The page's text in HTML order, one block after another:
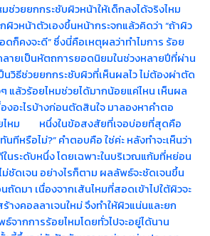
ช่วยยกกระชับผิวหน้าให้เด็กลงได้จริงไหม
วหน้าตัวเองขึ้นหน้ากระจกแล้วคิดว่า “ถ้าผิว
ก็คงจะดี” ซึ่งนี่คือเหตุผลว่าทำไมการ ร้อย
ลายเป็นหัตถการยอดนิยมในช่วงหลายปีที่ผ่าน
นวิธีช่วยยกกระชับผิวที่เห็นผลไว ไม่ต้องผ่าตัด
แล้วร้อยไหมช่วยได้มากน้อยแค่ไหน เห็นผล
องอะไรบ้างก่อนตัดสินใจ มาลองหาคำตอ
ไหม หนึ่งในข้อสงสัยที่เจอบ่อยที่สุดคือ
นทีหรือไม่?” คำตอบคือ ใช่ค่ะ หลังทำจะเห็นว่า
นระดับหนึ่ง โดยเฉพาะในบริเวณแก้มที่หย่อน
ชัดเจน อย่างไรก็ตาม ผลลัพธ์จะชัดเจนขึ้น
ถัดมา เนื่องจากเส้นไหมที่สอดเข้าไปใต้ผิวจะ
างคอลลาเจนใหม่ จึงทำให้ผิวแน่นและยก
กการร้อยไหมโดยทั่วไปจะอยู่ได้นาน